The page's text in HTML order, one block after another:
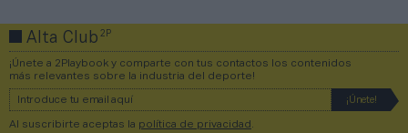
Alta Club2P
¡Únete a 2Playbook y comparte con tus contactos los contenidos
más relevantes sobre la industria del deporte!
Al suscribirte aceptas la política de privacidad